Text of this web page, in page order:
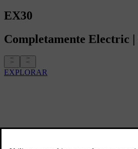
EX30
Completamente Electric |
EXPLORAR